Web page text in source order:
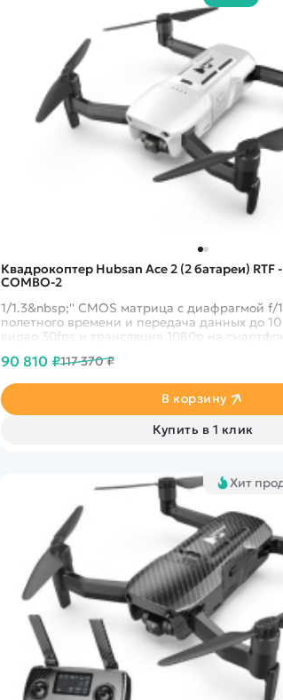
Квадрокоптер Hubsan Ace 2 (2 батареи) RTF
COMBO-2
1/1.3&nbsp;'' CMOS матрица с диафрагмой f/
полетного времени и передача данных до
видео 30fps и трансляция 1080p на
90 810 ₽117 370 ₽
В корзину
Купить в 1 клик
Хит